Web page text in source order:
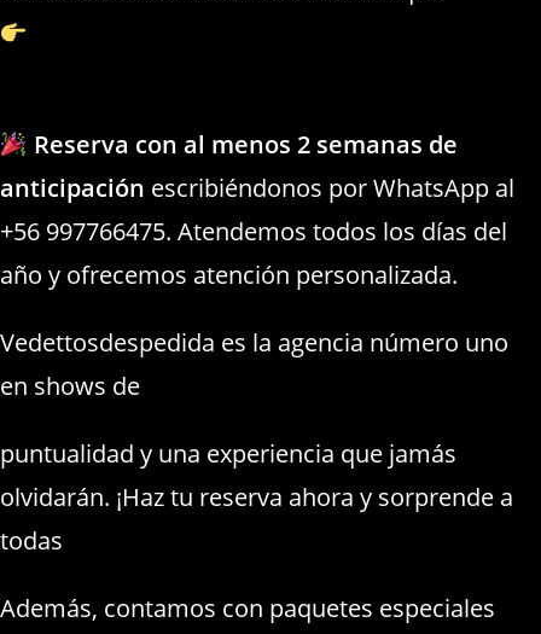
Reserva con al menos 2 semanas de
anticipación escribiéndonos por WhatsApp al
+56 997766475. Atendemos todos los días del
año y ofrecemos atención personalizada.
Vedettosdespedida es la agencia número uno
en shows de
puntualidad y una experiencia que jamás
olvidarán. ¡Haz tu reserva ahora y sorprende a
todas
Además, contamos con paquetes especiales